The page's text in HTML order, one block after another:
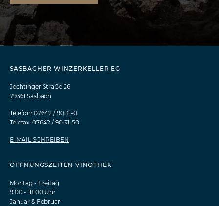
SASBACHER WINZERKELLER EG
Jechtinger Straẞe 26
79361 Sasbach
Telefon: 07642 / 90 31-0
Telefax: 07642 / 90 31-50
E-MAIL SCHREIBEN
ÖFFNUNGSZEITEN VINOTHEK
Montag - Freitag
9.00 - 18.00 Uhr
Januar & Februar